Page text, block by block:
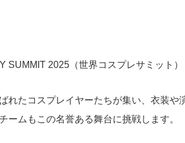
SUMMIT 2025（世界コスプレサミット）
れたコスプレイヤーたちが集い、衣装や
ームもこの名誉ある舞台に挑戦します。